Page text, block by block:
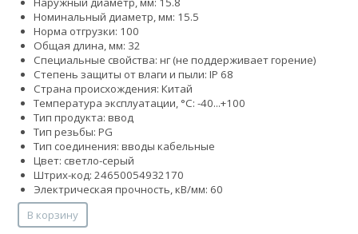
Номинальный диаметр, мм: 15.5
Норма отгрузки: 100
Общая длина, мм: 32
Специальные свойства: нг (не поддерживает горение)
Степень защиты от влаги и пыли: IP 68
Страна происхождения: Китай
Температура эксплуатации, °С: -40...+100
Тип продукта: ввод
Тип резьбы: PG
Тип соединения: вводы кабельные
Цвет: светло-серый
Штрих-код: 24650054932170
Электрическая прочность, кВ/мм: 60
В корзину